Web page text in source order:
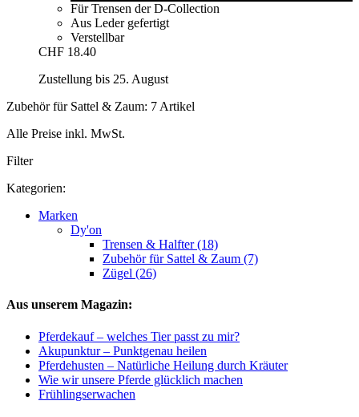
Für Trensen der D-Collection
Aus Leder gefertigt
Verstellbar
CHF 18.40
Zustellung bis 25. August
Zubehör für Sattel & Zaum: 7 Artikel
Alle Preise inkl. MwSt.
Filter
Kategorien:
Marken
Dy'on
Trensen & Halfter (18)
Zubehör für Sattel & Zaum (7)
Zügel (26)
Aus unserem Magazin:
Pferdekauf – welches Tier passt zu mir?
Akupunktur – Punktgenau heilen
Pferdehusten – Natürliche Heilung durch Kräuter
Wie wir unsere Pferde glücklich machen
Frühlingserwachen